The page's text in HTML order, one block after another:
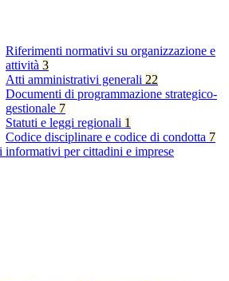
Riferimenti normativi su organizzazione e
attività 3
Atti amministrativi generali 22
Documenti di programmazione strategico-
gestionale 7
Statuti e leggi regionali 1
Codice disciplinare e codice di condotta 7
informativi per cittadini e imprese